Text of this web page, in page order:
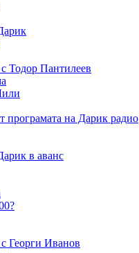
Тодор Пантилеев
програмата на Дарик радио
в аванс
Георги Иванов